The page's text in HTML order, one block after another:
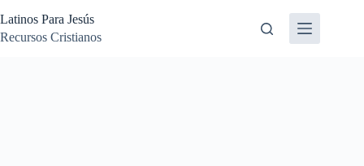
to
content
Latinos Para Jesús
Recursos Cristianos